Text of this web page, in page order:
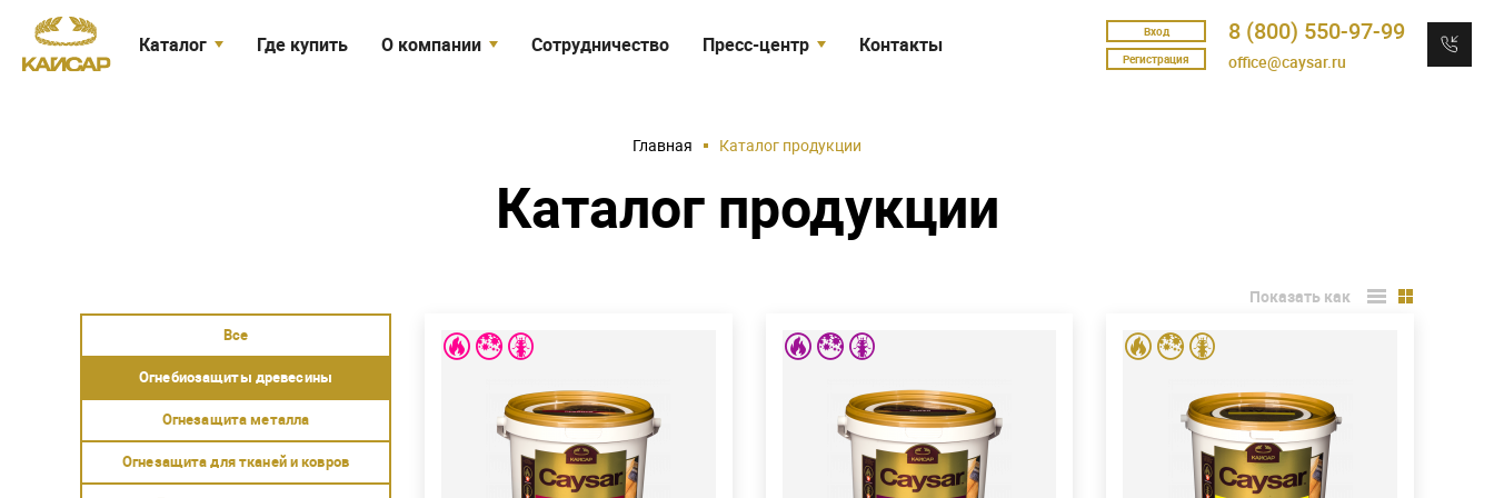
Каталог
поверхностей
Антисептик для рук
Товары со скидкой
Где купить О компании
Доставка
Сотрудничество Пресс-центр Контакты
Вход
Регистрация
8 (800) 550-97-99
office@caysar.ru
Главная Каталог продукции
Каталог продукции
Показать как
PREMIUM
Расход для класса пожарной
опасности древесины КМ1390 г/
1 группа огнезащиты270 г/м
2 группа огнезащиты160 г/м
PROFI
Расход для класса пожарной
опасности древесины КМ1390 г/
1 группа огнезащиты270 г/м
2 группа огнезащиты170 г/м
STANDART
Расход для класса пожарной
опасности древесины КМ1390 г/
1 группа огнезащиты 270 г/м
2 группа огнезащиты170 г/м